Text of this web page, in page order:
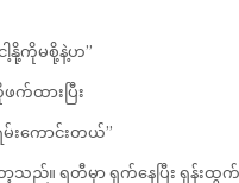
ါ့နို့ကိုမစို့နဲ့ဟ”
ထားပြီး
းကောင်းတယ်”
သည်။ ရတီမှာ ရှက်နေပြီး ရုန်း